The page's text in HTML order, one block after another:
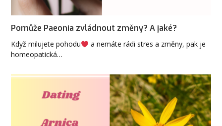
Pomůže Paeonia zvládnout změny? A jaké?
Když milujete pohodu
a nemáte rádi stres a změny, pak je
homeopatická…